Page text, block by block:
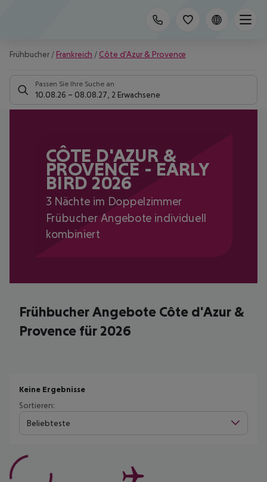
Frühbucher / Frankreich / Côte d'Azur & Provence
Passen Sie Ihre Suche an
10.08.26 – 08.08.27 2 Erwachsene
CÔTE D'AZUR &
PROVENCE - EARLY
BIRD 2026
3 Nächte im Doppelzimmer
Frübucher Angebote individuell
kombiniert
Frühbucher Angebote Côte d'Azur &
Provence für 2026
Keine Ergebnisse
Sortieren:
Beliebteste